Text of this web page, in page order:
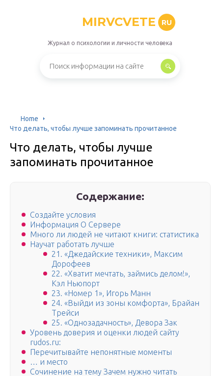
MIRVCVETE RU
Журнал о психологии и личности человека
Home
Что делать, чтобы лучше запоминать прочитанное
Что делать, чтобы лучше
запоминать прочитанное
Содержание:
Создайте условия
Информация О Сервере
Много ли людей не читают книги: статистика
Научат работать лучше
21. «Джедайские техники», Максим
Дорофеев
22. «Хватит мечтать, займись делом!»,
Кэл Ньюпорт
23. «Номер 1», Игорь Манн
24. «Выйди из зоны комфорта», Брайан
Трейси
25. «Однозадачность», Девора Зак
Уровень доверия и оценки людей сайту
rudos.ru:
Перечитывайте непонятные моменты
… и место
Сочинение на тему Зачем нужно читать